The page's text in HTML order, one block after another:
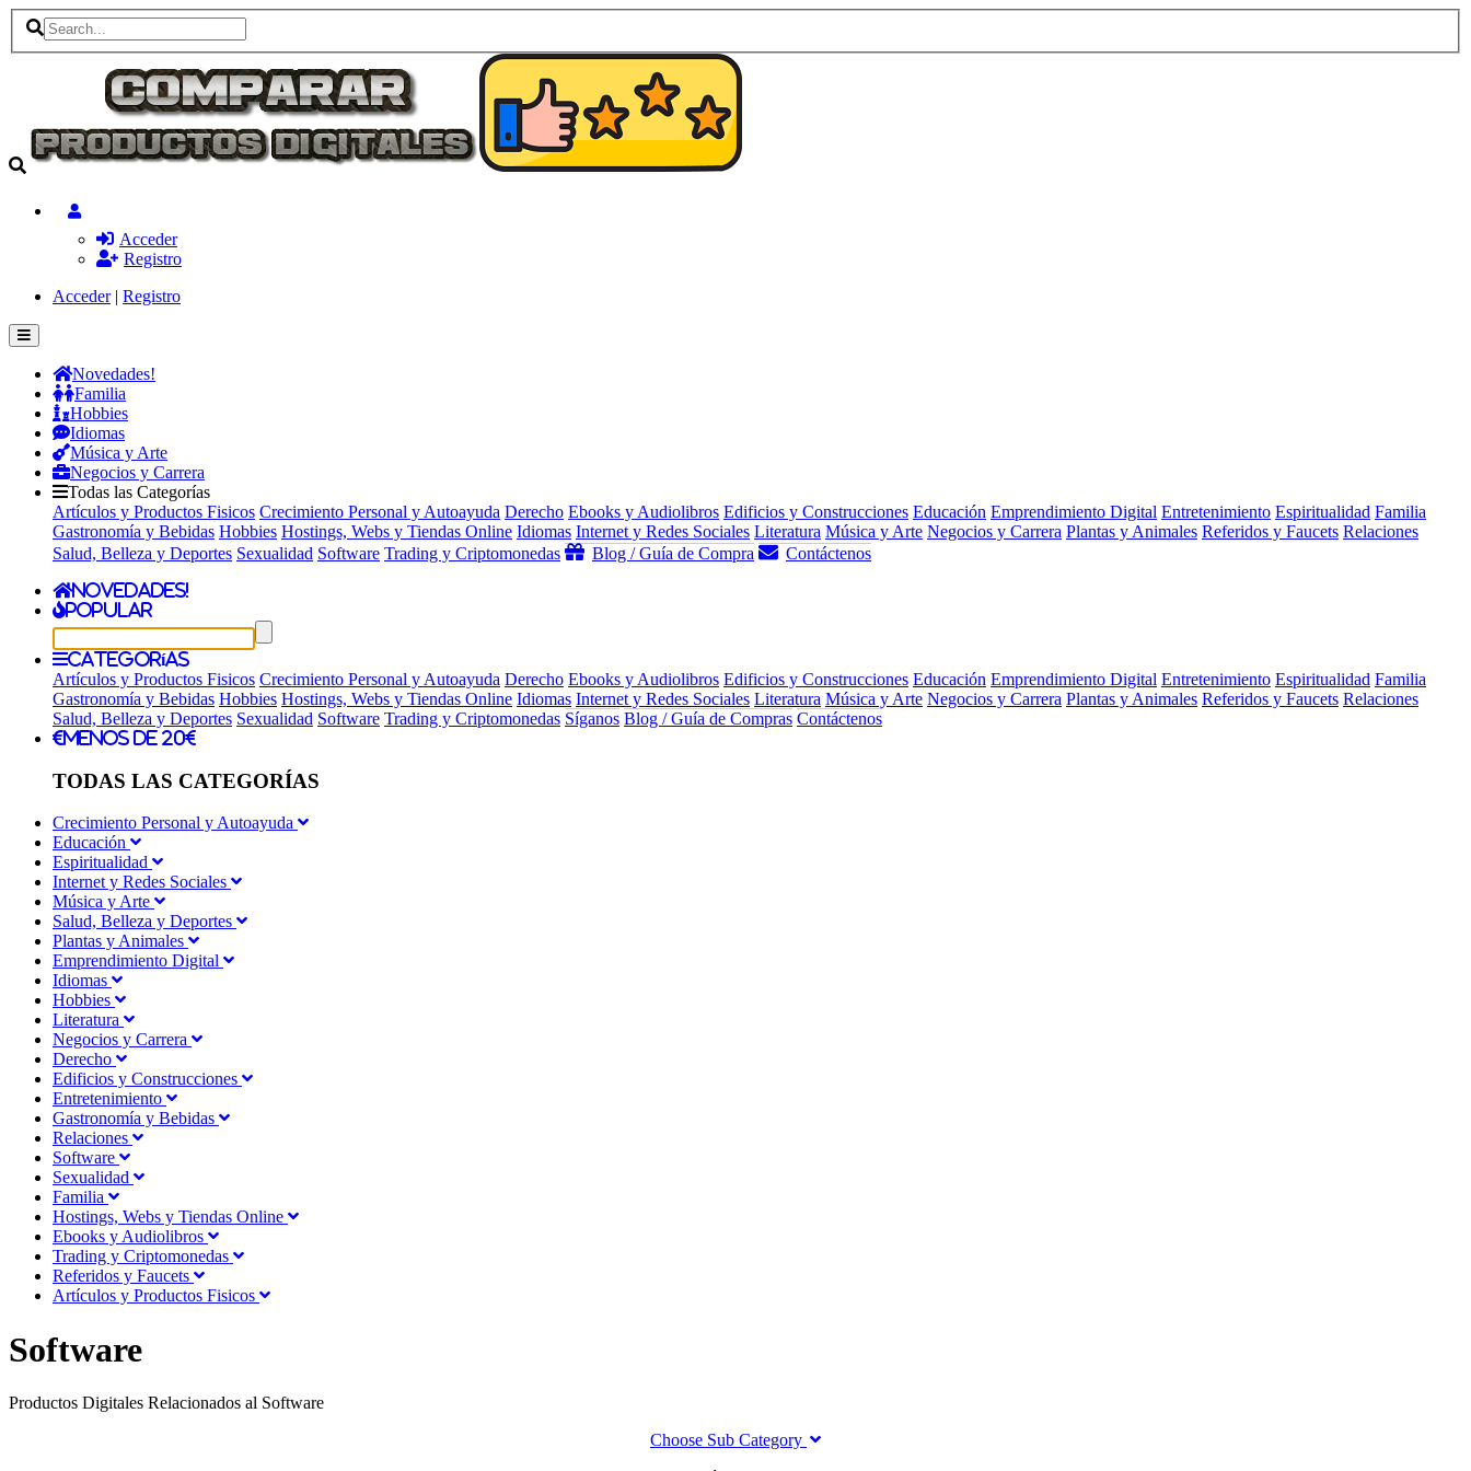
Acceder
Registro
Acceder| Registro
Novedades!
Familia
Hobbies
Idiomas
Música y Arte
Negocios y Carrera
Todas las Categorías
Artículos y Productos Fisicos Crecimiento Personal y Autoayuda Derecho Ebooks y Audiolibros Edificios y Construcciones Educación Emprendimiento Digital Entretenimiento Espiritualidad Familia
Gastronomía y Bebidas Hobbies Hostings, Webs y Tiendas Online Idiomas Internet y Redes Sociales Literatura Música y Arte Negocios y Carrera Plantas y Animales Referidos y Faucets Relaciones
Salud, Belleza y Deportes Sexualidad Software Trading y Criptomonedas Blog / Guía de Compra Contáctenos
Novedades!
Popular
Categorías
Artículos y Productos Fisicos Crecimiento Personal y Autoayuda Derecho Ebooks y Audiolibros Edificios y Construcciones Educación Emprendimiento Digital Entretenimiento Espiritualidad Familia
Gastronomía y Bebidas Hobbies Hostings, Webs y Tiendas Online Idiomas Internet y Redes Sociales Literatura Música y Arte Negocios y Carrera Plantas y Animales Referidos y Faucets Relaciones
Salud, Belleza y Deportes Sexualidad Software Trading y Criptomonedas Síganos Blog / Guía de Compras Contáctenos
Menos de 20€
TODAS LAS CATEGORÍAS
Crecimiento Personal y Autoayuda
Educación
Espiritualidad
Internet y Redes Sociales
Música y Arte
Salud, Belleza y Deportes
Plantas y Animales
Emprendimiento Digital
Idiomas
Hobbies
Literatura
Negocios y Carrera
Derecho
Edificios y Construcciones
Entretenimiento
Gastronomía y Bebidas
Relaciones
Software
Sexualidad
Familia
Hostings, Webs y Tiendas Online
Ebooks y Audiolibros
Trading y Criptomonedas
Referidos y Faucets
Artículos y Productos Fisicos
Software
Productos Digitales Relacionados al Software
Choose Sub Category